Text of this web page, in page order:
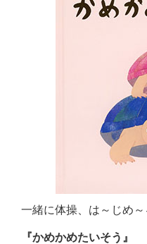
一緒に体操、は～じめ～
『かめかめたいそう』